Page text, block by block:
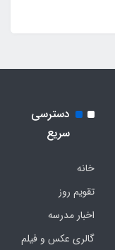
دسترسی
سریع
خانه
تقویم روز
اخبار مدرسه
گالری عکس و فیلم